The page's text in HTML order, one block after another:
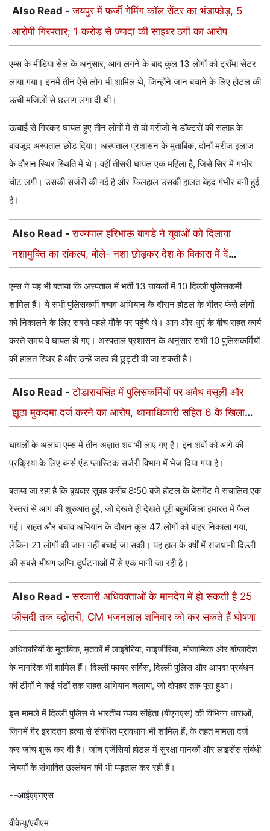
Also Read -जयपुर में फर्जी गेमिंग कॉल सेंटर का भंडाफोड़, 5
आरोपी गिरफ्तार; 1 करोड़ से ज्यादा की साइबर ठगी का आरोप
एम्स के मीडिया सेल के अनुसार, आग लगने के बाद कुल 13 लोगों को ट्रॉमा सेंटर
लाया गया। इनमें तीन ऐसे लोग भी शामिल थे, जिन्होंने जान बचाने के लिए होटल की
ऊंची मंजिलों से छलांग लगा दी थी।
ऊंचाई से गिरकर घायल हुए तीन लोगों में से दो मरीजों ने डॉक्टरों की सलाह के
बावजूद अस्पताल छोड़ दिया। अस्पताल प्रशासन के मुताबिक, दोनों मरीज इलाज
के दौरान स्थिर स्थिति में थे। वहीं तीसरी घायल एक महिला है, जिसे सिर में गंभीर
चोट लगी। उसकी सर्जरी की गई है और फिलहाल उसकी हालत बेहद गंभीर बनी हुई
है।
Also Read -राज्यपाल हरिभाऊ बागडे ने युवाओं को दिलाया
नशामुक्ति का संकल्प, बोले- नशा छोड़कर देश के विकास में दें
एम्स ने यह भी बताया कि अस्पताल में भर्ती 13 घायलों में 10 दिल्ली पुलिसकर्मी
शामिल हैं। ये सभी पुलिसकर्मी बचाव अभियान के दौरान होटल के भीतर फंसे लोगों
को निकालने के लिए सबसे पहले मौके पर पहुंचे थे। आग और धुएं के बीच राहत कार्य
करते समय वे घायल हो गए। अस्पताल प्रशासन के अनुसार सभी 10 पुलिसकर्मियों
की हालत स्थिर है और उन्हें जल्द ही छुट्टी दी जा सकती है।
Also Read -टोडारायसिंह में पुलिसकर्मियों पर अवैध वसूली और
झूठा मुकदमा दर्ज करने का आरोप, थानाधिकारी सहित 6 के खिलाफ
घायलों के अलावा एम्स में तीन अज्ञात शव भी लाए गए हैं। इन शवों को आगे की
प्रक्रिया के लिए बर्न्स एंड प्लास्टिक सर्जरी विभाग में भेज दिया गया है।
बताया जा रहा है कि बुधवार सुबह करीब 8:50 बजे होटल के बेसमेंट में संचालित एक
रेस्तरां से आग की शुरुआत हुई, जो देखते ही देखते पूरी बहुमंजिला इमारत में फैल
गई। राहत और बचाव अभियान के दौरान कुल 47 लोगों को बाहर निकाला गया,
लेकिन 21 लोगों की जान नहीं बचाई जा सकी। यह हाल के वर्षों में राजधानी दिल्ली
की सबसे भीषण अग्नि दुर्घटनाओं में से एक मानी जा रही है।
Also Read -सरकारी अधिवक्ताओं के मानदेय में हो सकती है 25
फीसदी तक बढ़ोतरी, CM भजनलाल शनिवार को कर सकते हैं घोषणा
अधिकारियों के मुताबिक, मृतकों में लाइबेरिया, नाइजीरिया, मोजाम्बिक और बांग्लादेश
के नागरिक भी शामिल हैं। दिल्ली फायर सर्विस, दिल्ली पुलिस और आपदा प्रबंधन
की टीमों ने कई घंटों तक राहत अभियान चलाया, जो दोपहर तक पूरा हुआ।
इस मामले में दिल्ली पुलिस ने भारतीय न्याय संहिता (बीएनएस) की विभिन्न धाराओं,
जिनमें गैर इरादतन हत्या से संबंधित प्रावधान भी शामिल हैं, के तहत मामला दर्ज
कर जांच शुरू कर दी है। जांच एजेंसियां होटल में सुरक्षा मानकों और लाइसेंस संबंधी
नियमों के संभावित उल्लंघन की भी पड़ताल कर रही हैं।
--आईएएनएस
वीकेयू/एबीएम